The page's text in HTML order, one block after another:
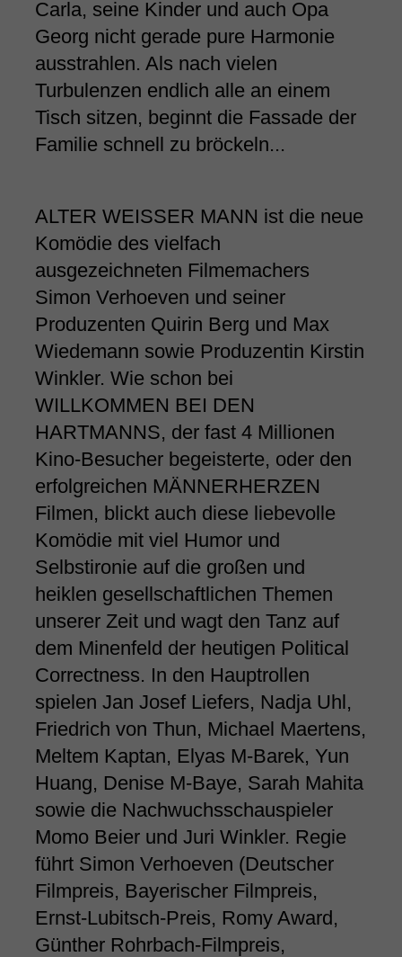
Carla, seine Kinder und auch Opa
Georg nicht gerade pure Harmonie
ausstrahlen. Als nach vielen
Turbulenzen endlich alle an einem
Tisch sitzen, beginnt die Fassade der
Familie schnell zu bröckeln...
ALTER WEISSER MANN ist die neue
Komödie des vielfach
ausgezeichneten Filmemachers
Simon Verhoeven und seiner
Produzenten Quirin Berg und Max
Wiedemann sowie Produzentin Kirstin
Winkler. Wie schon bei
WILLKOMMEN BEI DEN
HARTMANNS, der fast 4 Millionen
Kino-Besucher begeisterte, oder den
erfolgreichen MÄNNERHERZEN
Filmen, blickt auch diese liebevolle
Komödie mit viel Humor und
Selbstironie auf die großen und
heiklen gesellschaftlichen Themen
unserer Zeit und wagt den Tanz auf
dem Minenfeld der heutigen Political
Correctness. In den Hauptrollen
spielen Jan Josef Liefers, Nadja Uhl,
Friedrich von Thun, Michael Maertens,
Meltem Kaptan, Elyas M-Barek, Yun
Huang, Denise M-Baye, Sarah Mahita
sowie die Nachwuchsschauspieler
Momo Beier und Juri Winkler. Regie
führt Simon Verhoeven (Deutscher
Filmpreis, Bayerischer Filmpreis,
Ernst-Lubitsch-Preis, Romy Award,
Günther Rohrbach-Filmpreis,